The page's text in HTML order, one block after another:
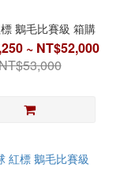
鵝毛比賽級 箱購
~ NT$52,000